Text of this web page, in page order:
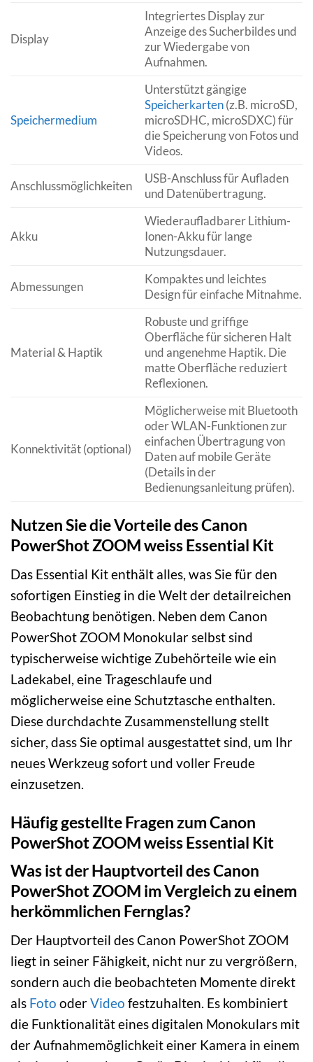
Display
Integriertes Display zur
Anzeige des Sucherbildes und
zur Wiedergabe von
Aufnahmen.
Speichermedium
Unterstützt gängige
Speicherkarten(z.B. microSD,
microSDHC, microSDXC) für
die Speicherung von Fotos und
Videos.
Anschlussmöglichkeiten
USB-Anschluss für Aufladen
und Datenübertragung.
Akku
Wiederaufladbarer Lithium-
Ionen-Akku für lange
Nutzungsdauer.
Abmessungen
Kompaktes und leichtes
Design für einfache Mitnahme.
Material & Haptik
Robuste und griffige
Oberfläche für sicheren Halt
und angenehme Haptik. Die
matte Oberfläche reduziert
Reflexionen.
Konnektivität (optional)
Möglicherweise mit Bluetooth
oder WLAN-Funktionen zur
einfachen Übertragung von
Daten auf mobile Geräte
(Details in der
Bedienungsanleitung prüfen).
Nutzen Sie die Vorteile des Canon
PowerShot ZOOM weiss Essential Kit
Das Essential Kit enthält alles, was Sie für den
sofortigen Einstieg in die Welt der detailreichen
Beobachtung benötigen. Neben dem Canon
PowerShot ZOOM Monokular selbst sind
typischerweise wichtige Zubehörteile wie ein
Ladekabel, eine Trageschlaufe und
möglicherweise eine Schutztasche enthalten.
Diese durchdachte Zusammenstellung stellt
sicher, dass Sie optimal ausgestattet sind, um Ihr
neues Werkzeug sofort und voller Freude
einzusetzen.
Häufig gestellte Fragen zum Canon
PowerShot ZOOM weiss Essential Kit
Was ist der Hauptvorteil des Canon
PowerShot ZOOM im Vergleich zu einem
herkömmlichen Fernglas?
Der Hauptvorteil des Canon PowerShot ZOOM
liegt in seiner Fähigkeit, nicht nur zu vergrößern,
sondern auch die beobachteten Momente direkt
als Foto oderVideo festzuhalten. Es kombiniert
die Funktionalität eines digitalen Monokulars mit
der Aufnahmemöglichkeit einer Kamera in einem